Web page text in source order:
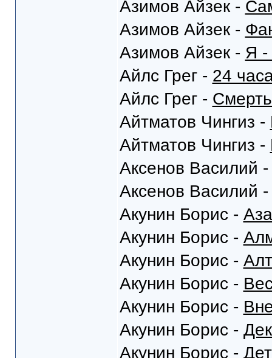
Азимов Айзек -
Азимов Айзек -
Азимов Айзек - Я -
Айлс Грег - 24
Айлс Грег -
Айтматов Чингиз -
Айтматов Чингиз -
Аксенов Василий
Аксенов Василий
Акунин Борис -
Акунин Борис -
Акунин Борис -
Акунин Борис -
Акунин Борис -
Акунин Борис -
Акунин Борис -